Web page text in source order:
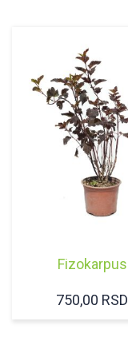
Fizokarpus
750,00 RSD